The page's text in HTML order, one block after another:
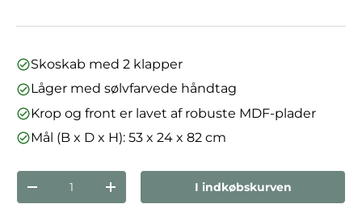
Skoskab med 2 klapper
Låger med sølvfarvede håndtag
Krop og front er lavet af robuste MDF-plader
Mål (B x D x H): 53 x 24 x 82 cm
Antal
Reducer mængdenForøg mængdenI indkøbskurven